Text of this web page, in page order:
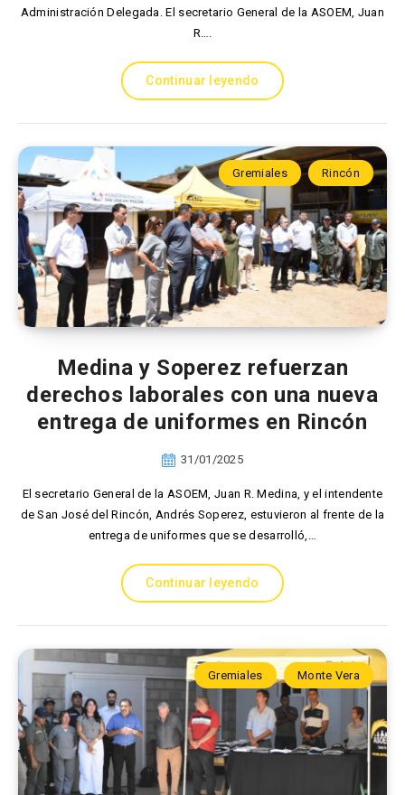
Administración Delegada. El secretario General de la ASOEM, Juan
R….
Continuar leyendo
Gremiales Rincón
Medina y Soperez refuerzan
derechos laborales con una nueva
entrega de uniformes en Rincón
31/01/2025
El secretario General de la ASOEM, Juan R. Medina, y el intendente
de San José del Rincón, Andrés Soperez, estuvieron al frente de la
entrega de uniformes que se desarrolló,…
Continuar leyendo
Gremiales Monte Vera